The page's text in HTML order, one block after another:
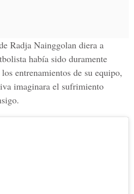
Radja Nainggolan diera a
había sido duramente
entrenamientos de su equipo,
imaginara el sufrimiento